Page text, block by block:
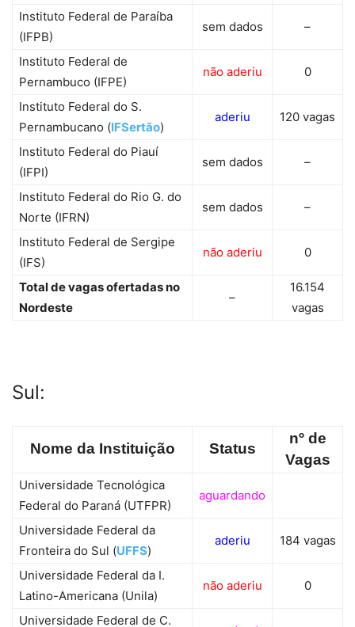
Instituto Federal de Paraíba
(IFPB)
sem dados –
Instituto Federal de
Pernambuco (IFPE)
não aderiu 0
Instituto Federal do S.
Pernambucano (IFSertão)
aderiu 120 vagas
Instituto Federal do Piauí
(IFPI)
sem dados –
Instituto Federal do Rio G. do
Norte (IFRN)
sem dados –
Instituto Federal de Sergipe
(IFS)
não aderiu 0
Total de vagas ofertadas no
Nordeste
–
16.154
vagas
Sul:
Nome da Instituição Status
nº de
Vagas
Universidade Tecnológica
Federal do Paraná (UTFPR)
aguardando
Universidade Federal da
Fronteira do Sul (UFFS)
aderiu 184 vagas
Universidade Federal da I.
Latino-Americana (Unila)
não aderiu 0
Universidade Federal de C.